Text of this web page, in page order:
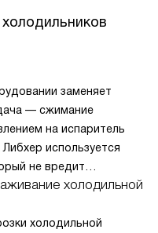
заменяет
— сжимание
на испаритель
используется
не вредит
его
насоса. Чем
тем качественнее
холодильной
холодильной